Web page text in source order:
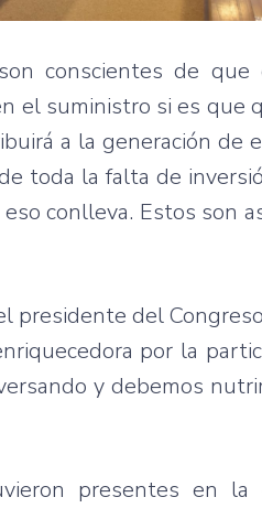
conscientes de que
el suministro si es que
a la generación de
toda la falta de
conlleva. Estos son
presidente del
por la
y debemos
presentes en